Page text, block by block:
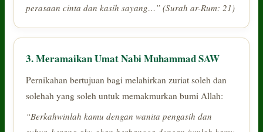
perasaan cinta dan kasih sayang…” (Surah ar-Rum: 21)
3. Meramaikan Umat Nabi Muhammad SAW
Pernikahan bertujuan bagi melahirkan zuriat soleh dan
solehah yang soleh untuk memakmurkan bumi Allah:
“Berkahwinlah kamu dengan wanita pengasih dan